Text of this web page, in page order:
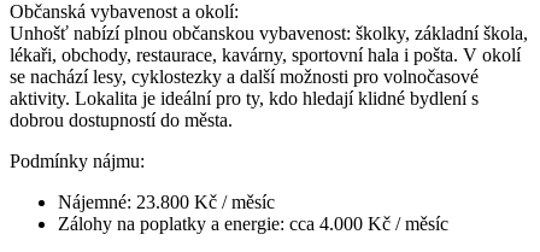
Občanská vybavenost a okolí:
Unhošť nabízí plnou občanskou vybavenost: školky, základní škola,
lékaři, obchody, restaurace, kavárny, sportovní hala i pošta. V okolí
se nachází lesy, cyklostezky a další možnosti pro volnočasové
aktivity. Lokalita je ideální pro ty, kdo hledají klidné bydlení s
dobrou dostupností do města.
Podmínky nájmu:
Nájemné: 23.800 Kč / měsíc
Zálohy na poplatky a energie: cca 4.000 Kč / měsíc